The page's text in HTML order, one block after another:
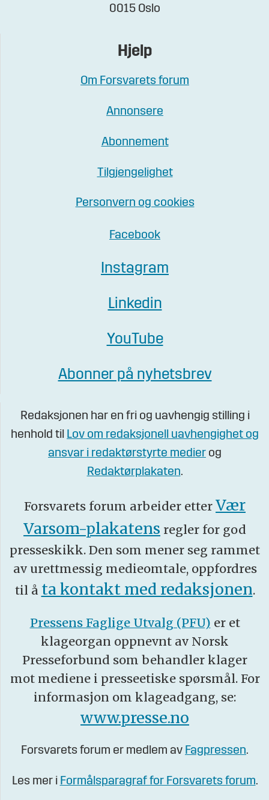
0015 Oslo
Hjelp
Om Forsvarets forum
Annonsere
Abonnement
Tilgjengelighet
Personvern og cookies
Facebook
Instagram
Linkedin
YouTube
Abonner på nyhetsbrev
Redaksjonen har en fri og uavhengig stilling i
henhold til Lov om redaksjonell uavhengighet og
ansvar i redaktørstyrte medier og
Redaktørplakaten.
Forsvarets forum arbeider etter Vær
Varsom-plakatens regler for god
presseskikk. Den som mener seg rammet
av urettmessig medieomtale, oppfordres
til å ta kontakt med redaksjonen.
Pressens Faglige Utvalg (PFU) er et
klageorgan oppnevnt av Norsk
Presseforbund som behandler klager
mot mediene i presseetiske spørsmål. For
informasjon om klageadgang, se:
www.presse.no
Forsvarets forum er medlem av Fagpressen.
Les mer i Formålsparagraf for Forsvarets forum.